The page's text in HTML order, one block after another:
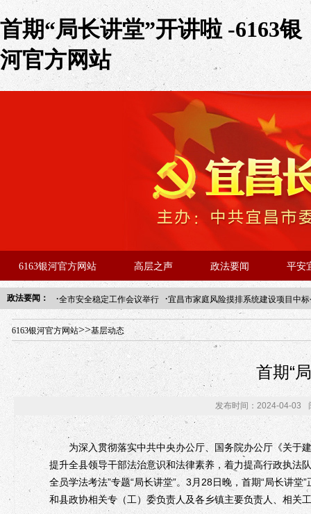
首期“局长讲堂”开讲啦 -6163银
河官方网站
6163银河官方网站 高层之声 政法要闻 平安
政法要闻： ·全市安全稳定工作会议举行 ·宜昌市家庭风险摸排系统建设项目中
年“招才兴业”事业单位人才引进·北京站人民大学入校工作提醒
6163银河官方网站>>基层动态
首期“
发布时间：2024-04-03
为深入贯彻落实中共中央办公厅、国务院办公厅《关于
提升全县领导干部法治意识和法律素养，着力提高行政执法
全员学法考法”专题“局长讲堂”。3月28日晚，首期“局长讲
和县政协相关专（工）委负责人及各乡镇主要负责人、相关